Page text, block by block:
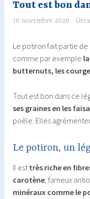
Tout est bon
16 novembre 2020
Le potiron fait partie de
comme par exemple
butternuts, les
Tout est bon dans ce
ses graines en les
poêle. Elles
Le potiron, un
Il esttrès riche en
carotène, fameux
minéraux comme le